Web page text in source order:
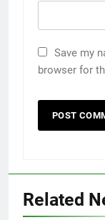
Save my
browser for
Related